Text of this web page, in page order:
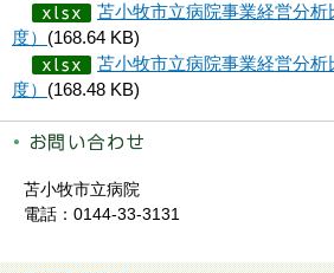
苫小牧市立病院事業経営分
度） (168.64 KB)
苫小牧市立病院事業経営分
度） (168.48 KB)
苫小牧市立病院
電話：0144-33-3131